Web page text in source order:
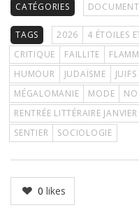
CATÉGORIES
TAGS 2026 4 ÉTOILES
CRITIQUE
FAILLITE
HUMOUR
JUDAÏSME JUIFS
MÉGALOMANIE
MODE
RENTRÉE LITTÉRAIRE
SENTIER
SOCIOLOGIE
0 likes